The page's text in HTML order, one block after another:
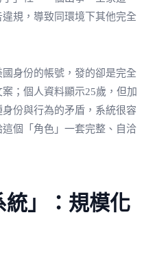
規，導致同環境下其他完全
國身份的帳號，發的卻是完全
；個人資料顯示25歲，但加
份與行為的矛盾，系統很容
個「角色」一套完整、自洽
」：規模化